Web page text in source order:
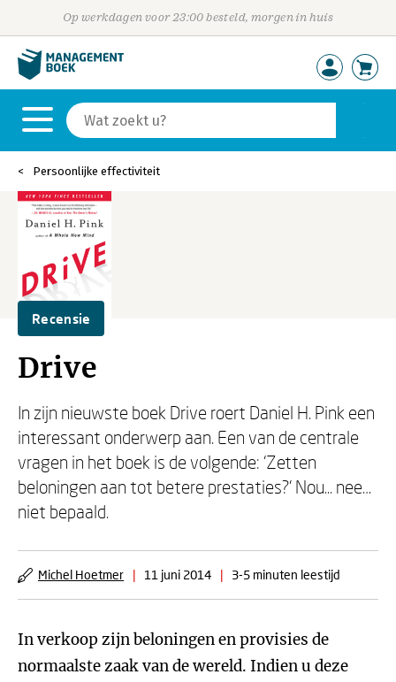
Op werkdagen voor 23:00 besteld, morgen in huis
Persoonlijke effectiviteit
Recensie
Drive
In zijn nieuwste boek Drive roert Daniel H. Pink een
interessant onderwerp aan. Een van de centrale
vragen in het boek is de volgende: ‘Zetten
beloningen aan tot betere prestaties?’ Nou... nee…
niet bepaald.
Michel Hoetmer | 11 juni 2014 | 3-5 minuten leestijd
In verkoop zijn beloningen en provisies de
normaalste zaak van de wereld. Indien u deze